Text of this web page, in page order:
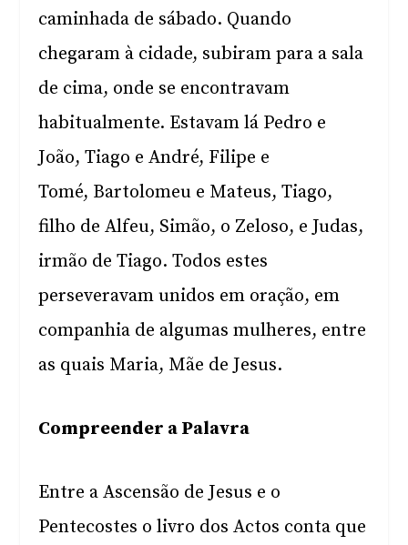
caminhada de sábado. Quando
chegaram à cidade, subiram para a sala
de cima, onde se encontravam
habitualmente. Estavam lá Pedro e
João, Tiago e André, Filipe e
Tomé, Bartolomeu e Mateus, Tiago,
filho de Alfeu, Simão, o Zeloso, e Judas,
irmão de Tiago. Todos estes
perseveravam unidos em oração, em
companhia de algumas mulheres, entre
as quais Maria, Mãe de Jesus.
Compreender a Palavra
Entre a Ascensão de Jesus e o
Pentecostes o livro dos Actos conta que